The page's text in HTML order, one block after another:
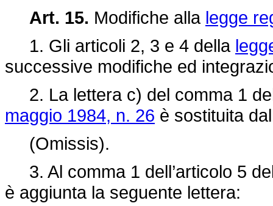
Art. 15. Modifiche alla legge
1. Gli articoli 2, 3 e 4 della
successive modifiche ed
2. La lettera c) del comma 1
maggio 1984, n. 26 è sostituita
(Omissis).
3. Al comma 1 dell’articolo 5
è aggiunta la seguente lettera: